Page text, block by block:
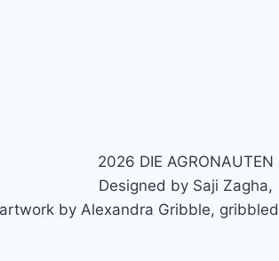
2026 DIE AGRONAUTEN
Designed by Saji Zagha,
by Alexandra Gribble,